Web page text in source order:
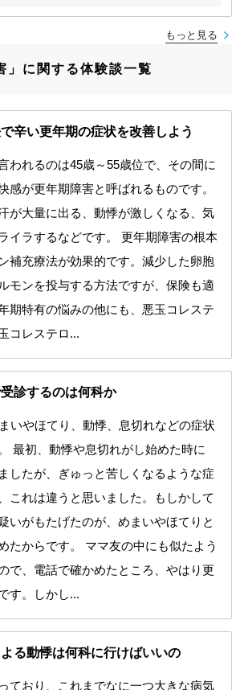
もっと見る
」に関する体験談一覧
辛い更年期の症状を改善しよう
われるのは45歳～55歳位で、その間に
感が更年期障害と呼ばれるものです。
が大量に出る、動悸が激しくなる、気
イラするなどです。 更年期障害の根本
補充療法が効果的です。減少した卵胞
モンを投与する方法ですが、保険も適
期特有の悩みの他にも、悪玉コレステ
コレステロ...
診するのは何科か
いやほてり、動悸、息切れなどの症状
最初、動悸や息切れがし始めた時に
したが、ぎゅっと苦しくなるような症
これは違うと思いました。もしかして
いがもたげたのが、めまいやほてりと
たからです。 ママ友の中にも似たよう
で、電話で確かめたところ、やはり更
す。しかし...
る動悸は何科に行けばいいの
ており、これまでなに一つ大きな病気